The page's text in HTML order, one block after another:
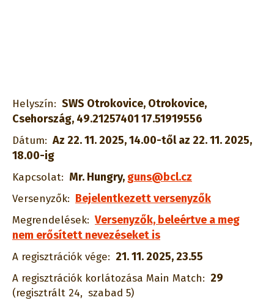
Helyszín: SWS Otrokovice, Otrokovice,
Csehország, 49.21257401 17.51919556
Dátum: Az 22. 11. 2025, 14.00-től az 22. 11. 2025,
18.00-ig
Kapcsolat: Mr. Hungry, guns@bcl.cz
Versenyzők: Bejelentkezett versenyzők
Megrendelések: Versenyzők, beleértve a meg
nem erősített nevezéseket is
A regisztrációk vége: 21. 11. 2025, 23.55
A regisztrációk korlátozása Main Match: 29
(regisztrált 24, szabad 5)